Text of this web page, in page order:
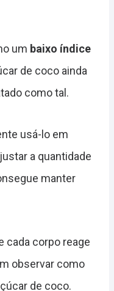
um baixo índice
de coco ainda
como tal.
usá-lo em
a quantidade
manter
cada corpo reage
observar como
de coco.